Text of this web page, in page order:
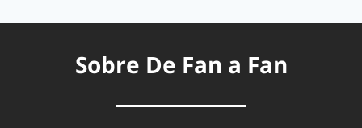
Sobre De Fan a Fan